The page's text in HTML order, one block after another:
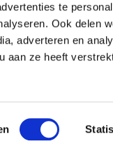
te
Ook delen
adverteren en
aan ze heeft